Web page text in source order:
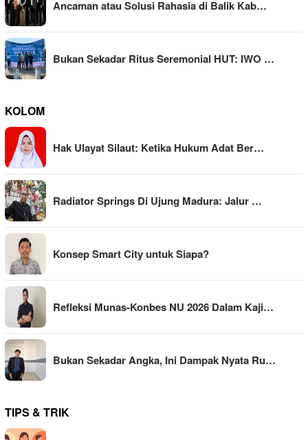
Ancaman atau Solusi Rahasia di Balik Kab…
Bukan Sekadar Ritus Seremonial HUT: IWO …
KOLOM
Hak Ulayat Silaut: Ketika Hukum Adat Ber…
Radiator Springs Di Ujung Madura: Jalur …
Konsep Smart City untuk Siapa?
Refleksi Munas-Konbes NU 2026 Dalam Kaji…
Bukan Sekadar Angka, Ini Dampak Nyata Ru…
TIPS & TRIK